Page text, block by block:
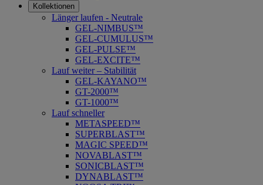
Kollektionen
Länger laufen - Neutrale
GEL-NIMBUS™
GEL-CUMULUS™
GEL-PULSE™
GEL-EXCITE™
Lauf weiter – Stabilität
GEL-KAYANO™
GT-2000™
GT-1000™
Lauf schneller
METASPEED™
SUPERBLAST™
MAGIC SPEED™
NOVABLAST™
SONICBLAST™
DYNABLAST™